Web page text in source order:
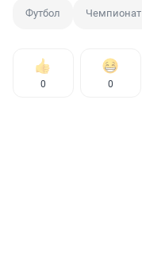
Футбол
0 0